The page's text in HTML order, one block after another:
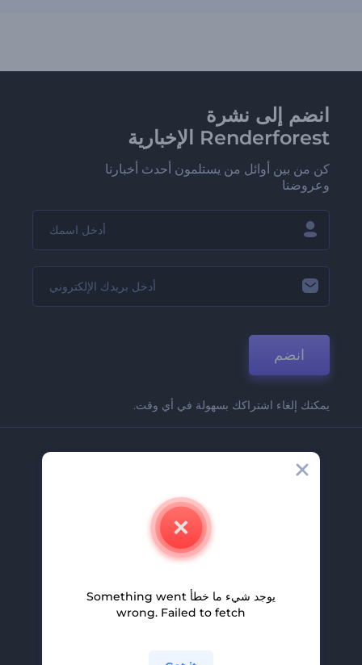
انضم إلى نشرة
Renderforest الإخبارية
كن من بين أوائل من يستلمون أحدث أخبارنا
وعروضنا
انضم
يمكنك إلغاء اشتراكك بسهولة في أي وقت.
اتصل بنا
وظائف
برنامج الإحالة
سياسة الخصوصية
يوجد شيء ما خطأ Something went
wrong. Failed to fetch